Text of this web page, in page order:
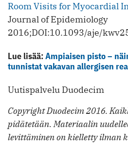
Room Visits for Myocardial
Journal of Epidemiology
2016;DOI:10.1093/aje/
Lue lisää:Ampiaisen pisto –
tunnistat vakavan allergisen
Uutispalvelu Duodecim
Copyright Duodecim 2016.
pidätetään. Materiaalin
levittäminen on kielletty ilman